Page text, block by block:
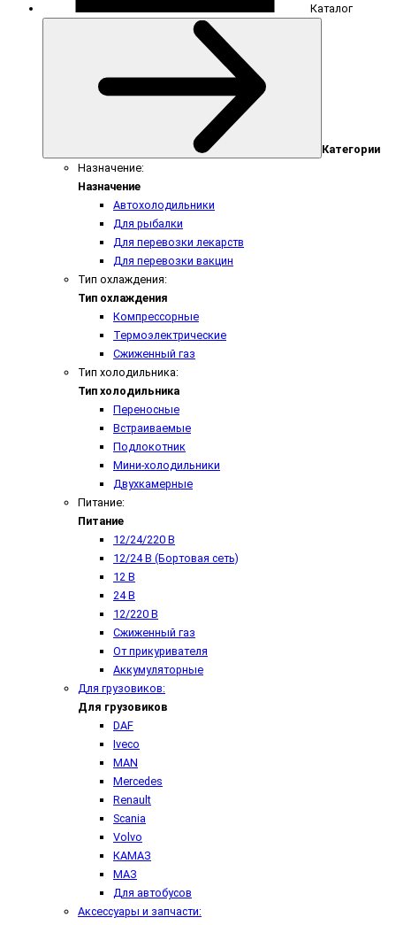
Каталог
Категории
Назначение:
Назначение
Автохолодильники
Для рыбалки
Для перевозки лекарств
Для перевозки вакцин
Тип охлаждения:
Тип охлаждения
Компрессорные
Термоэлектрические
Сжиженный газ
Тип холодильника:
Тип холодильника
Переносные
Встраиваемые
Подлокотник
Мини-холодильники
Двухкамерные
Питание:
Питание
12/24/220 В
12/24 В (Бортовая сеть)
12 В
24 В
12/220 В
Сжиженный газ
От прикуривателя
Аккумуляторные
Для грузовиков:
Для грузовиков
DAF
Iveco
MAN
Mercedes
Renault
Scania
Volvo
КАМАЗ
МАЗ
Для автобусов
Аксессуары и запчасти: